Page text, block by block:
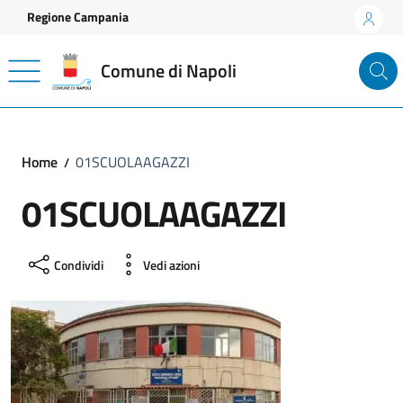
Vai ai contenuti
Vai al footer
Regione Campania
Comune di Napoli
Home 01SCUOLAAGAZZI
01SCUOLAAGAZZI
Condividi Vedi azioni